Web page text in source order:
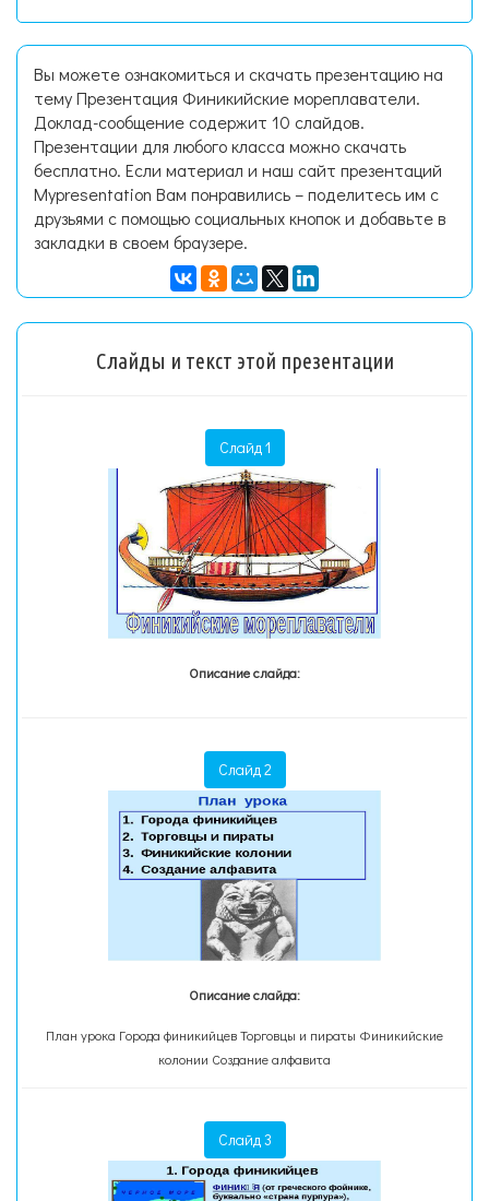
Вы можете ознакомиться и скачать презентацию на
тему Презентация Финикийские мореплаватели.
Доклад-сообщение содержит 10 слайдов.
Презентации для любого класса можно скачать
бесплатно. Если материал и наш сайт презентаций
Mypresentation Вам понравились – поделитесь им с
друзьями с помощью социальных кнопок и добавьте в
закладки в своем браузере.
Слайды и текст этой презентации
Слайд 1
Описание слайда:
Слайд 2
Описание слайда:
План урока Города финикийцев Торговцы и пираты Финикийские
колонии Создание алфавита
Слайд 3